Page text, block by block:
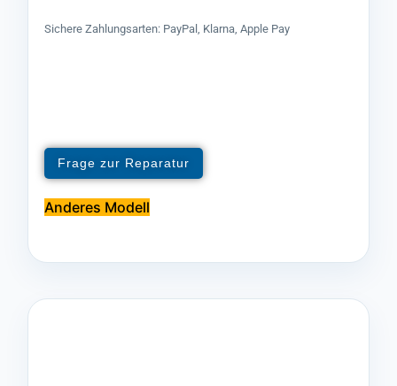
Sichere Zahlungsarten: PayPal, Klarna, Apple Pay
Frage zur Reparatur
Anderes Modell